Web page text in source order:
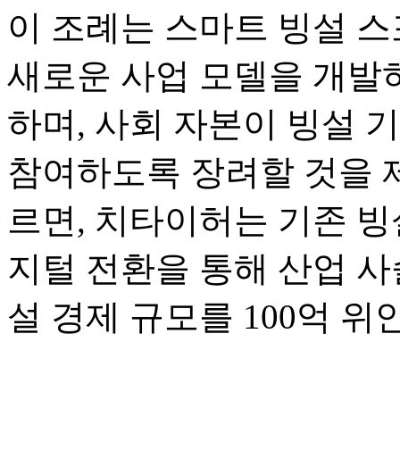
이 조례는 스마트 빙설
새로운 사업 모델을 개발
하며, 사회 자본이 빙설
참여하도록 장려할 것을
르면, 치타이허는 기존
지털 전환을 통해 산업
설 경제 규모를 100억 위